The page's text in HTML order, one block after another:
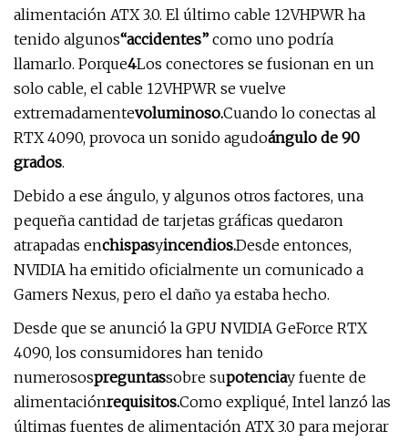
alimentación ATX 3.0. El último cable 12VHPWR ha
tenido algunos“accidentes” como uno podría
llamarlo. Porque4Los conectores se fusionan en un
solo cable, el cable 12VHPWR se vuelve
extremadamentevoluminoso.Cuando lo conectas al
RTX 4090, provoca un sonido agudoángulo de 90
grados.
Debido a ese ángulo, y algunos otros factores, una
pequeña cantidad de tarjetas gráficas quedaron
atrapadas enchispasyincendios.Desde entonces,
NVIDIA ha emitido oficialmente un comunicado a
Gamers Nexus, pero el daño ya estaba hecho.
Desde que se anunció la GPU NVIDIA GeForce RTX
4090, los consumidores han tenido
numerosospreguntassobre supotenciay fuente de
alimentaciónrequisitos.Como expliqué, Intel lanzó las
últimas fuentes de alimentación ATX 3.0 para mejorar